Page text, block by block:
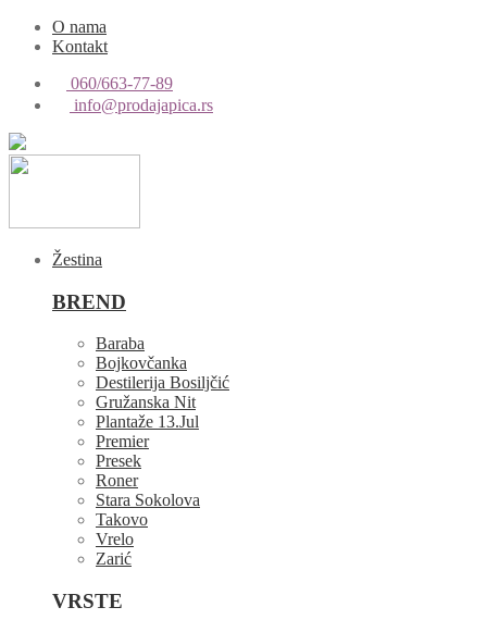
O nama
Kontakt
060/663-77-89
info@prodajapica.rs
Žestina
BREND
Baraba
Bojkovčanka
Destilerija Bosiljčić
Gružanska Nit
Plantaže 13.Jul
Premier
Presek
Roner
Stara Sokolova
Takovo
Vrelo
Zarić
VRSTE